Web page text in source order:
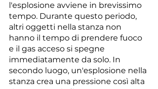
l'esplosione avviene in brevissimo
tempo. Durante questo periodo,
altri oggetti nella stanza non
hanno il tempo di prendere fuoco
e il gas acceso si spegne
immediatamente da solo. In
secondo luogo, un'esplosione nella
stanza crea una pressione così alta